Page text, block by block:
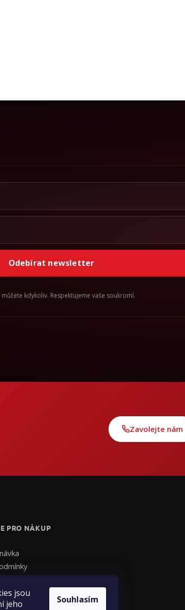
jsou
jeho
Souhlasím
Odebírat newsletter
kdykoliv. Respektujeme vaše soukromí.
Zavolejte nám
PRO NÁKUP
reklamace
od smlouvy